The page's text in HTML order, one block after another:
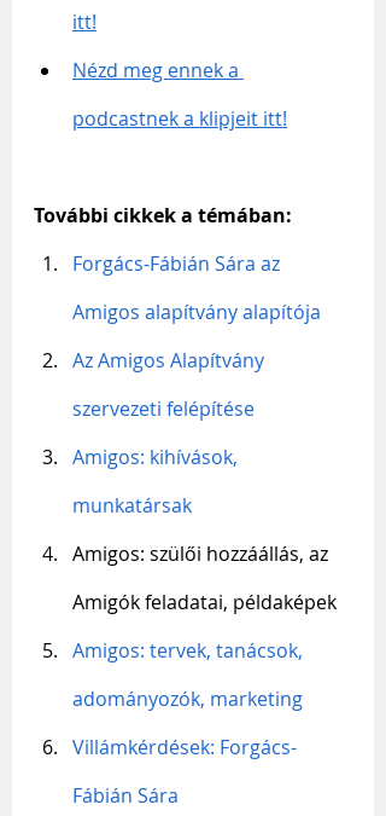
itt!
Nézd meg ennek a
podcastnek a klipjeit itt!
További cikkek a témában:
Forgács-Fábián Sára az
Amigos alapítvány alapítója
Az Amigos Alapítvány
szervezeti felépítése
Amigos: kihívások,
munkatársak
Amigos: szülői hozzáállás, az
Amigók feladatai, példaképek
Amigos: tervek, tanácsok,
adományozók, marketing
Villámkérdések: Forgács-
Fábián Sára